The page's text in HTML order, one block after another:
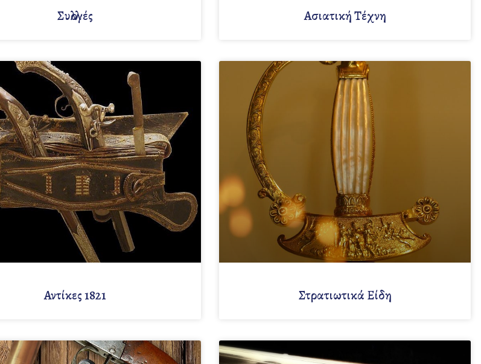
Συλλογές Ασιατική Τέχνη
Αντίκες 1821 Στρατιωτικά Είδη